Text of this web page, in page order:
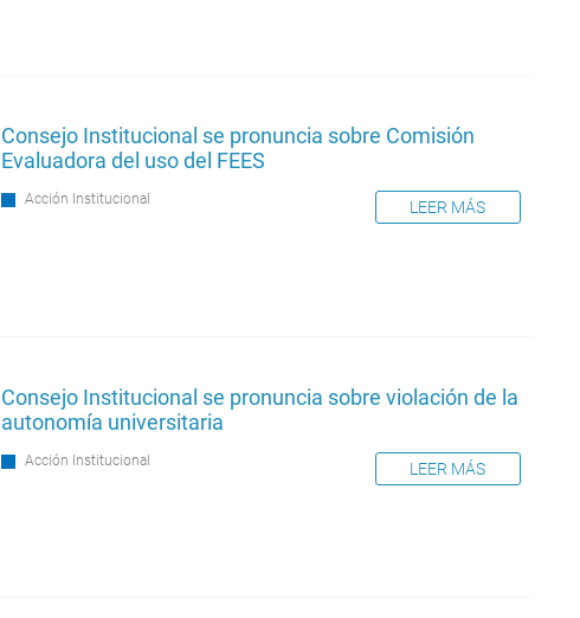
Consejo Institucional se pronuncia sobre Comisión
Evaluadora del uso del FEES
Acción Institucional LEER MÁS
Consejo Institucional se pronuncia sobre violación de la
autonomía universitaria
Acción Institucional LEER MÁS